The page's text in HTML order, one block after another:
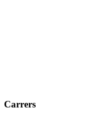
Carrers